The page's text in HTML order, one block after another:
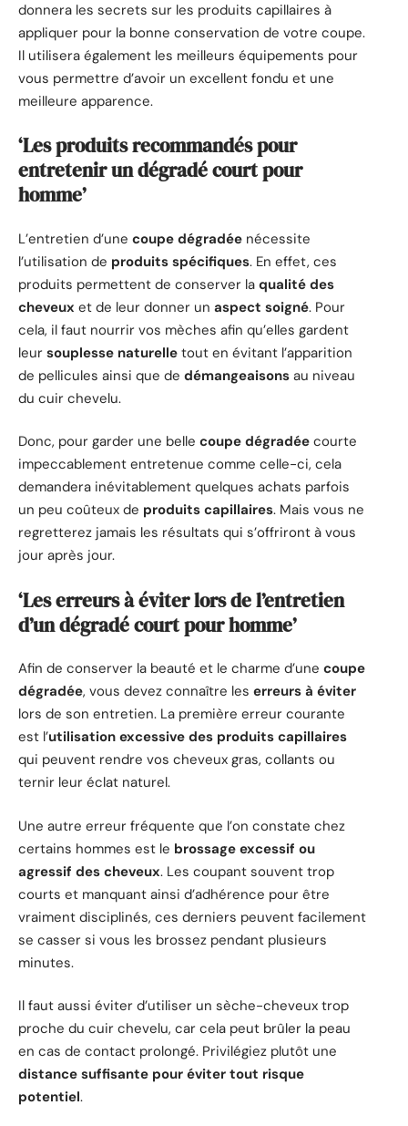
donnera les secrets sur les produits capillaires à
appliquer pour la bonne conservation de votre coupe.
Il utilisera également les meilleurs équipements pour
vous permettre d’avoir un excellent fondu et une
meilleure apparence.
‘Les produits recommandés pour
entretenir un dégradé court pour
homme’
L’entretien d’une coupe dégradée nécessite
l’utilisation de produits spécifiques. En effet, ces
produits permettent de conserver la qualité des
cheveux et de leur donner un aspect soigné. Pour
cela, il faut nourrir vos mèches afin qu’elles gardent
leur souplesse naturelle tout en évitant l’apparition
de pellicules ainsi que de démangeaisons au niveau
du cuir chevelu.
Donc, pour garder une belle coupe dégradée courte
impeccablement entretenue comme celle-ci, cela
demandera inévitablement quelques achats parfois
un peu coûteux de produits capillaires. Mais vous ne
regretterez jamais les résultats qui s’offriront à vous
jour après jour.
‘Les erreurs à éviter lors de l’entretien
d’un dégradé court pour homme’
Afin de conserver la beauté et le charme d’une coupe
dégradée, vous devez connaître les erreurs à éviter
lors de son entretien. La première erreur courante
est l’utilisation excessive des produits capillaires
qui peuvent rendre vos cheveux gras, collants ou
ternir leur éclat naturel.
Une autre erreur fréquente que l’on constate chez
certains hommes est le brossage excessif ou
agressif des cheveux. Les coupant souvent trop
courts et manquant ainsi d’adhérence pour être
vraiment disciplinés, ces derniers peuvent facilement
se casser si vous les brossez pendant plusieurs
minutes.
Il faut aussi éviter d’utiliser un sèche-cheveux trop
proche du cuir chevelu, car cela peut brûler la peau
en cas de contact prolongé. Privilégiez plutôt une
distance suffisante pour éviter tout risque
potentiel.